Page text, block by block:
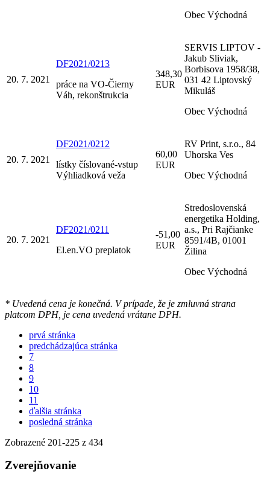
Obec Východná
20. 7. 2021
DF2021/0213
práce na VO-Čierny
Váh, rekonštrukcia
348,30
EUR
SERVIS LIPTOV -
Jakub Sliviak,
Borbisova 1958/38,
031 42 Liptovský
Mikuláš
Obec Východná
20. 7. 2021
DF2021/0212
lístky číslované-vstup
Výhliadková veža
60,00
EUR
RV Print, s.r.o., 84
Uhorska Ves
Obec Východná
20. 7. 2021
DF2021/0211
El.en.VO preplatok
-51,00
EUR
Stredoslovenská
energetika Holding,
a.s., Pri Rajčianke
8591/4B, 01001
Žilina
Obec Východná
* Uvedená cena je konečná. V prípade, že je zmluvná strana
platcom DPH, je cena uvedená vrátane DPH.
prvá stránka
predchádzajúca stránka
7
8
9
10
11
ďalšia stránka
posledná stránka
Zobrazené 201-225 z 434
Zverejňovanie